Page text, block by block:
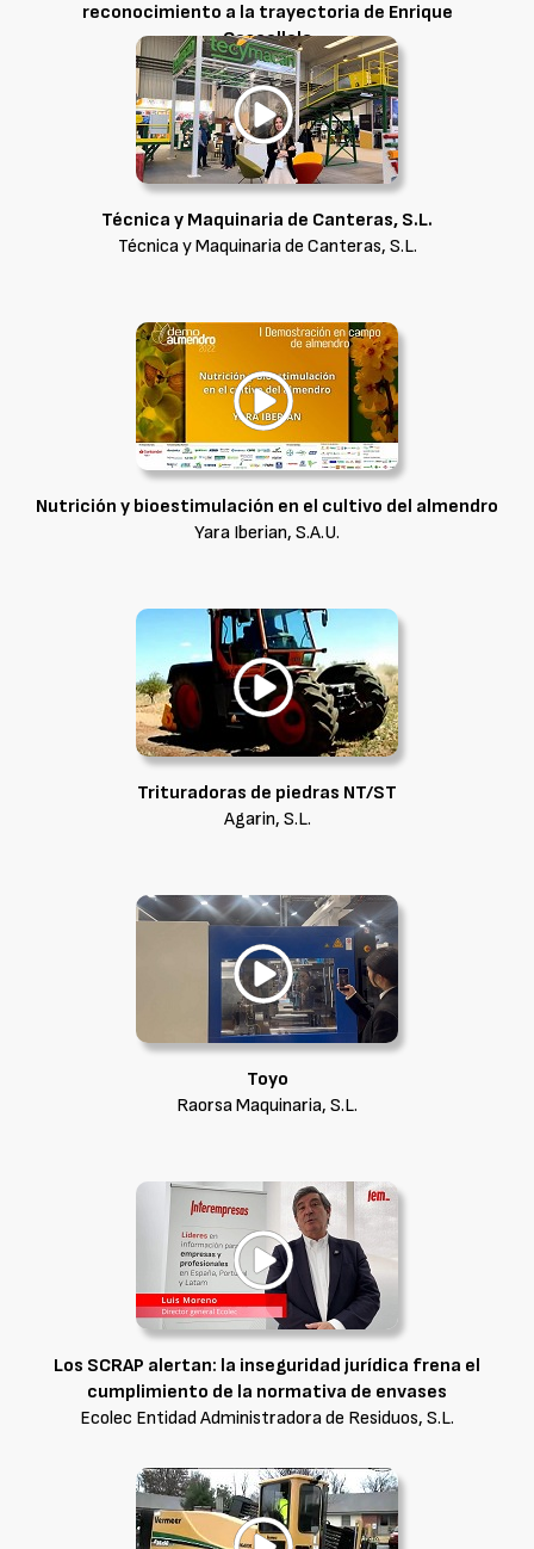
reconocimiento a la trayectoria de Enrique
Coscollola
Coscollola Cial, S.L.
Técnica y Maquinaria de Canteras, S.L.
Técnica y Maquinaria de Canteras, S.L.
Nutrición y bioestimulación en el cultivo del almendro
Yara Iberian, S.A.U.
Trituradoras de piedras NT/ST
Agarin, S.L.
Toyo
Raorsa Maquinaria, S.L.
Los SCRAP alertan: la inseguridad jurídica frena el
cumplimiento de la normativa de envases
Ecolec Entidad Administradora de Residuos, S.L.